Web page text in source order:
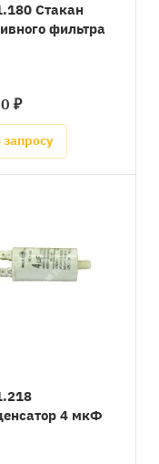
Стакан
фильтра
₽
запросу
4 мкФ